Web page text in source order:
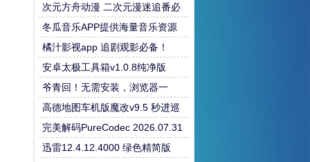
次元方舟动漫 二次元漫迷追番必
备
冬瓜音乐APP提供海量音乐资源
橘汁影视app 追剧观影必备！
安卓太极工具箱v1.0.8纯净版
爷青回！无需安装，浏览器一
键“复活”Windows
高德地图车机版魔改v9.5 秒进巡
航 开天空视角 保时捷字体
完美解码PureCodec 2026.07.31
迅雷12.4.12.4000 绿色精简版